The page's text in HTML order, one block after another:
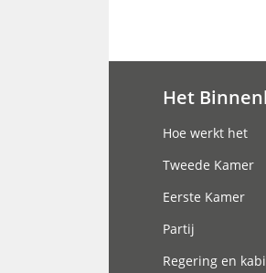
Het
Hoe werkt het
Tweede Kamer
Eerste Kamer
Partij
Regering en